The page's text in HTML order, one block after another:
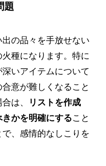
題
の品々を手放せない
種になります。特に
いアイテムについて
意が難しくなること
は、
リストを作成
かを明確にすること
、感情的なしこりを